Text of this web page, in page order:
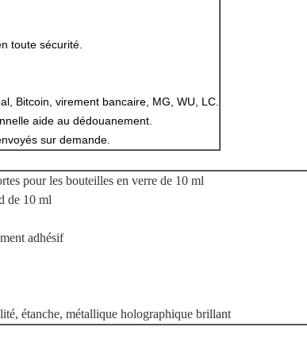
toute sécurité.
Bitcoin, virement bancaire, MG, WU, LC.
aide au dédouanement.
sur demande.
pour les bouteilles en verre de 10 ml
de 10 ml
adhésif
étanche, métallique holographique brillant